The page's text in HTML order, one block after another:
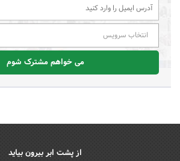
انتخاب سرویس
می خواهم مشترک شوم
از پشت ابر بیرون بیاید